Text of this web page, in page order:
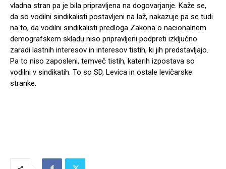
vladna stran pa je bila pripravljena na dogovarjanje. Kaže se,
da so vodilni sindikalisti postavljeni na laž, nakazuje pa se tudi
na to, da vodilni sindikalisti predloga Zakona o nacionalnem
demografskem skladu niso pripravljeni podpreti izključno
zaradi lastnih interesov in interesov tistih, ki jih predstavljajo.
Pa to niso zaposleni, temveč tistih, katerih izpostava so
vodilni v sindikatih. To so SD, Levica in ostale levičarske
stranke.